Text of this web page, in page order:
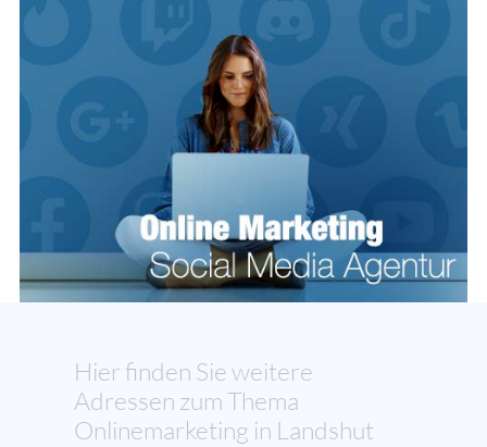
Hier finden Sie weitere
Adressen zum Thema
Onlinemarketing in Landshut